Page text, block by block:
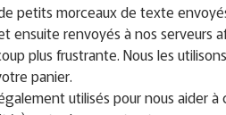
petits morceaux de texte
ensuite renvoyés à nos serveurs
plus frustrante. Nous les
panier.
utilisés pour nous aider